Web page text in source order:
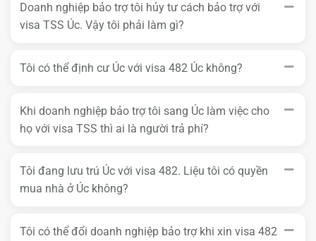
Doanh nghiệp bảo trợ tôi hủy tư cách bảo trợ với
visa TSS Úc. Vậy tôi phải làm gì?
Tôi có thể định cư Úc với visa 482 Úc không?
Khi doanh nghiệp bảo trợ tôi sang Úc làm việc cho
họ với visa TSS thì ai là người trả phí?
Tôi đang lưu trú Úc với visa 482. Liệu tôi có quyền
mua nhà ở Úc không?
Tôi có thể đổi doanh nghiệp bảo trợ khi xin visa 482